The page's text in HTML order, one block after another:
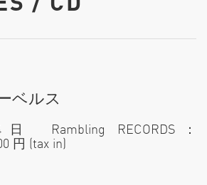
ベルス
Rambling RECORDS：
円 (tax in)